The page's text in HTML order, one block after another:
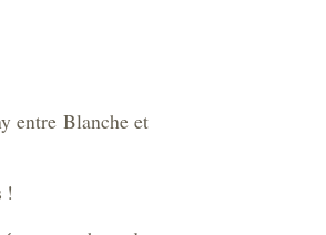
entre Blanche et
!